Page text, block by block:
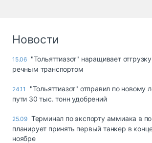
опасные грузы
страхование
Склады и
грузовые
Новости
15.06 "Тольяттиазот" наращивает
речным транспортом
24.11
"Тольяттиазот" отправил по новому
пути 30 тыс. тонн удобрений
25.09 Терминал по экспорту аммиака в
планирует принять первый танкер в
ноябре